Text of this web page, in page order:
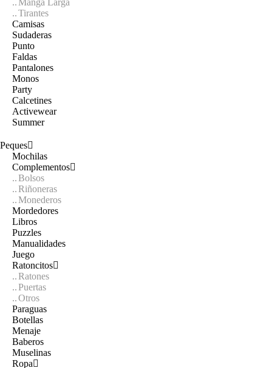
Manga Larga
Tirantes
Camisas
Sudaderas
Punto
Faldas
Pantalones
Monos
Party
Calcetines
Activewear
Summer
Peques
Mochilas
Complementos
Bolsos
Riñoneras
Monederos
Mordedores
Libros
Puzzles
Manualidades
Juego
Ratoncitos
Ratones
Puertas
Otros
Paraguas
Botellas
Menaje
Baberos
Muselinas
Ropa